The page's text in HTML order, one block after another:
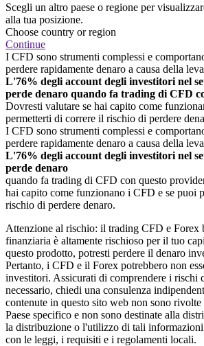
Scegli un altro paese o regione per
alla tua posizione.
Choose country or region
Continue
I CFD sono strumenti complessi e
perdere rapidamente denaro a causa della
L'76% degli account degli investitori nel
perde denaro quando fa trading di CFD
Dovresti valutare se hai capito come
permetterti di correre il rischio di perdere
I CFD sono strumenti complessi e
perdere rapidamente denaro a causa della
L'76% degli account degli investitori nel
perde denaro
quando fa trading di CFD con questo
hai capito come funzionano i CFD e se puoi
rischio di perdere denaro.
Attenzione al rischio: il trading CFD e Forex
finanziaria è altamente rischioso per il tuo
questo prodotto, potresti perdere il denaro
Pertanto, i CFD e il Forex potrebbero non
investitori. Assicurati di comprendere i rischi
necessario, chiedi una consulenza
contenute in questo sito web non sono rivolte
Paese specifico e non sono destinate alla
la distribuzione o l'utilizzo di tali
con le leggi, i requisiti e i regolamenti locali.